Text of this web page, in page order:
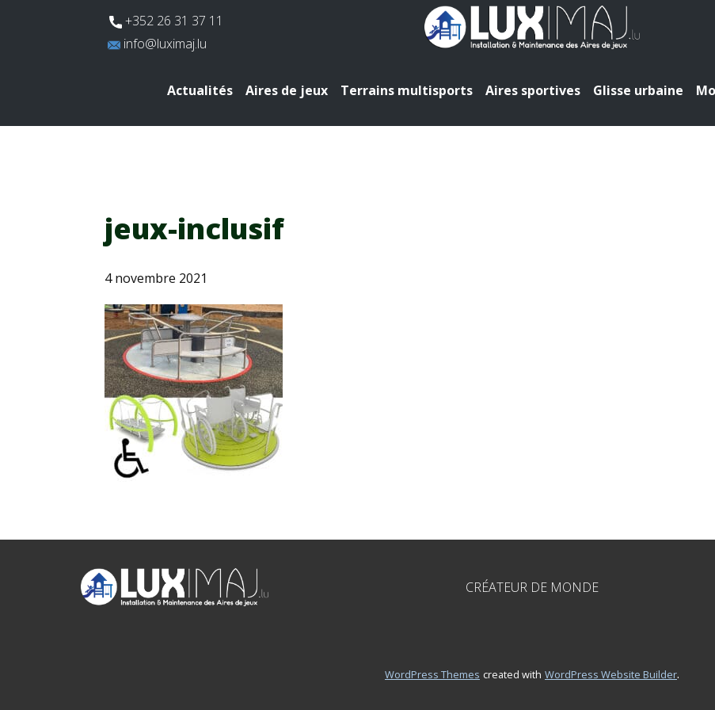
​+352 26 31 37 11
​info@luximaj.lu
Actualités Aires de jeux Terrains multisports Aires sportives Glisse urbaine
jeux-inclusif
4 novembre 2021
CRÉATEUR DE MONDE
WordPress Themes created with WordPress Website Builder.